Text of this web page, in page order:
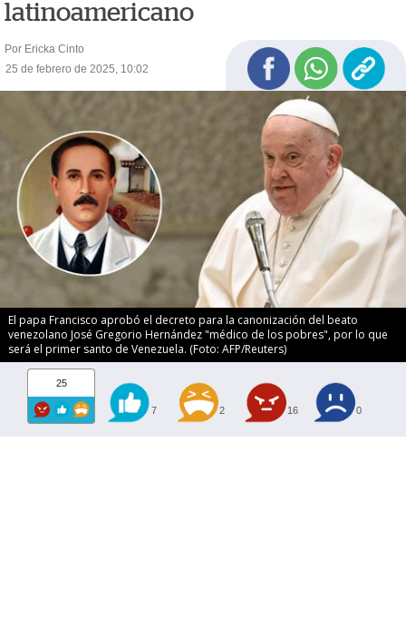
latinoamericano
Por Ericka Cinto
25 de febrero de 2025, 10:02
El papa Francisco aprobó el decreto para la canonización del beato
venezolano José Gregorio Hernández "médico de los pobres", por lo que
será el primer santo de Venezuela. (Foto: AFP/Reuters)
25
7 2 16 0